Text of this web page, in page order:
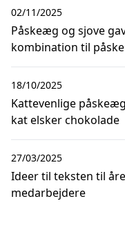
Påskeæg og sjove
kombination til
02/11/2025
Kattevenlige
kat elsker chokolade
18/10/2025
Ideer til teksten til
medarbejdere
27/03/2025